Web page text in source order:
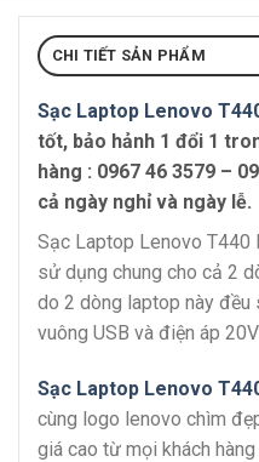
CHI TIẾT SẢN PHẨM
Sạc Laptop Lenovo
tốt, bảo hảnh 1 đổi 1
hàng : 0967 46 3579 –
cả ngày nghỉ và ngày lễ.
Sạc Laptop Lenovo T440
sử dụng chung cho cả 2
do 2 dòng laptop này
vuông USB và điện áp
Sạc Laptop Lenovo
cùng logo lenovo chìm
giá cao từ mọi khách